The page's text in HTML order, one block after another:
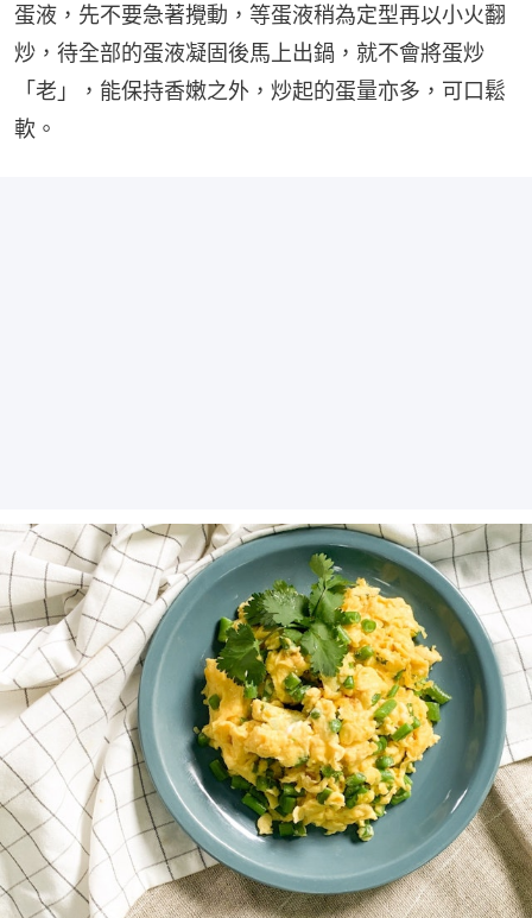
蛋液，先不要急著攪動，等蛋液稍為定型再以小火翻
炒，待全部的蛋液凝固後馬上出鍋，就不會將蛋炒
「老」，能保持香嫩之外，炒起的蛋量亦多，可口鬆
軟。